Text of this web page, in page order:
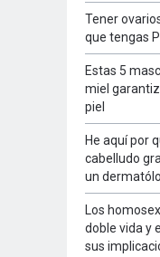
Tener
que tengas
Estas 5
miel
piel
He aquí por
cabelludo
un
Los
doble vida y
sus